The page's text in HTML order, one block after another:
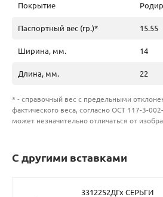
Покрытие
Паспортный вес (гр.)* 15.55
Ширина, мм. 14
Длина, мм. 22
* - справочный вес с предельными
фактического веса, согласно ОСТ 117-3-
может незначительно отличаться от
С другими вставками
3312252ДГх СЕРЬГИ